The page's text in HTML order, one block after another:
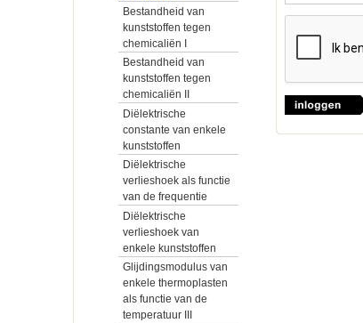
Bestandheid van
kunststoffen tegen
chemicaliën I
Bestandheid van
kunststoffen tegen
chemicaliën II
Diëlektrische
constante van enkele
kunststoffen
Diëlektrische
verlieshoek als functie
van de frequentie
Diëlektrische
verlieshoek van
enkele kunststoffen
Glijdingsmodulus van
enkele thermoplasten
als functie van de
temperatuur III